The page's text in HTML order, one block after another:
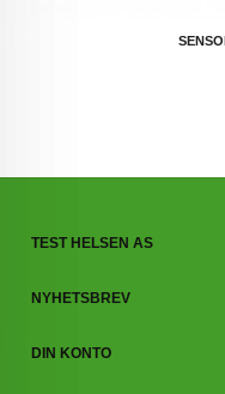
TEST HELSEN AS
NYHETSBREV
DIN KONTO